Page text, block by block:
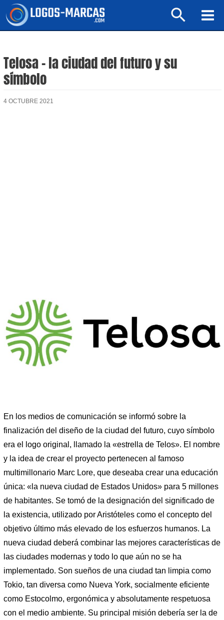
Buscar
Telosa – la ciudad del futuro y su
símbolo
4 OCTUBRE 2021
En los medios de comunicación se informó sobre la
finalización del diseño de la ciudad del futuro, cuyo símbolo
era el logo original, llamado la «estrella de Telos». El nombre
y la idea de crear el proyecto pertenecen al famoso
multimillonario Marc Lore, que deseaba crear una educación
única: «la nueva ciudad de Estados Unidos» para 5 millones
de habitantes. Se tomó de la designación del significado de
la existencia, utilizado por Aristóteles como el concepto del
objetivo último más elevado de los esfuerzos humanos. La
nueva ciudad deberá combinar las mejores características de
las ciudades modernas y todo lo que aún no se ha
implementado. Son sueños de una ciudad tan limpia como
Tokio, tan diversa como Nueva York, socialmente eficiente
como Estocolmo, ergonómica y absolutamente respetuosa
con el medio ambiente. Su principal misión debería ser la de